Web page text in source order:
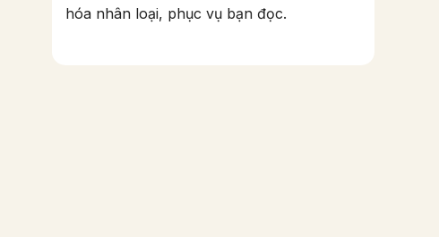
hóa nhân loại, phục vụ bạn đọc.